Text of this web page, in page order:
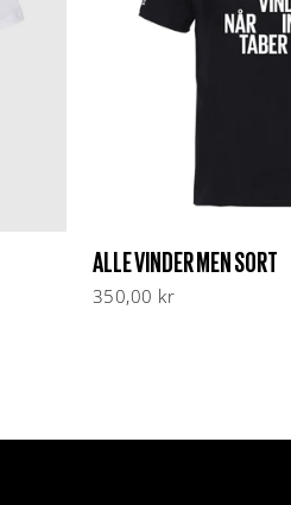
ALLE VINDER MEN SORT
350,00 kr